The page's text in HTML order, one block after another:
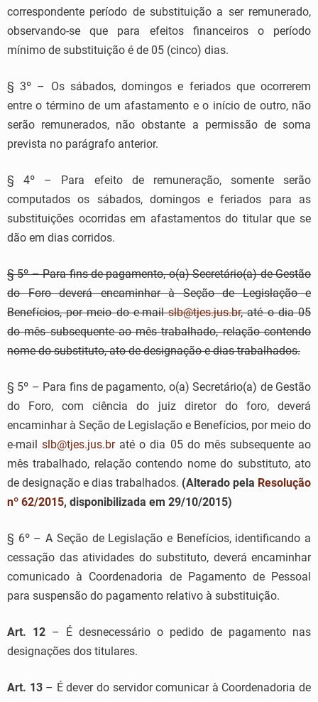
correspondente período de substituição a ser remunerado,
observando-se que para efeitos financeiros o período
mínimo de substituição é de 05 (cinco) dias.
§ 3º – Os sábados, domingos e feriados que ocorrerem
entre o término de um afastamento e o início de outro, não
serão remunerados, não obstante a permissão de soma
prevista no parágrafo anterior.
§ 4º – Para efeito de remuneração, somente serão
computados os sábados, domingos e feriados para as
substituições ocorridas em afastamentos do titular que se
dão em dias corridos.
§ 5º – Para fins de pagamento, o(a) Secretário(a) de Gestão
do Foro deverá encaminhar à Seção de Legislação e
Benefícios, por meio do e-mailslb@tjes.jus.br, até o dia 05
do mês subsequente ao mês trabalhado, relação contendo
nome do substituto, ato de designação e dias trabalhados.
§ 5º – Para fins de pagamento, o(a) Secretário(a) de Gestão
do Foro, com ciência do juiz diretor do foro, deverá
encaminhar à Seção de Legislação e Benefícios, por meio do
e-mailslb@tjes.jus.braté o dia 05 do mês subsequente ao
mês trabalhado, relação contendo nome do substituto, ato
de designação e dias trabalhados. (Alterado pela Resolução
nº 62/2015, disponibilizada em 29/10/2015)
§ 6º – A Seção de Legislação e Benefícios, identificando a
cessação das atividades do substituto, deverá encaminhar
comunicado à Coordenadoria de Pagamento de Pessoal
para suspensão do pagamento relativo à substituição.
Art. 12 – É desnecessário o pedido de pagamento nas
designações dos titulares.
Art. 13 – É dever do servidor comunicar à Coordenadoria de